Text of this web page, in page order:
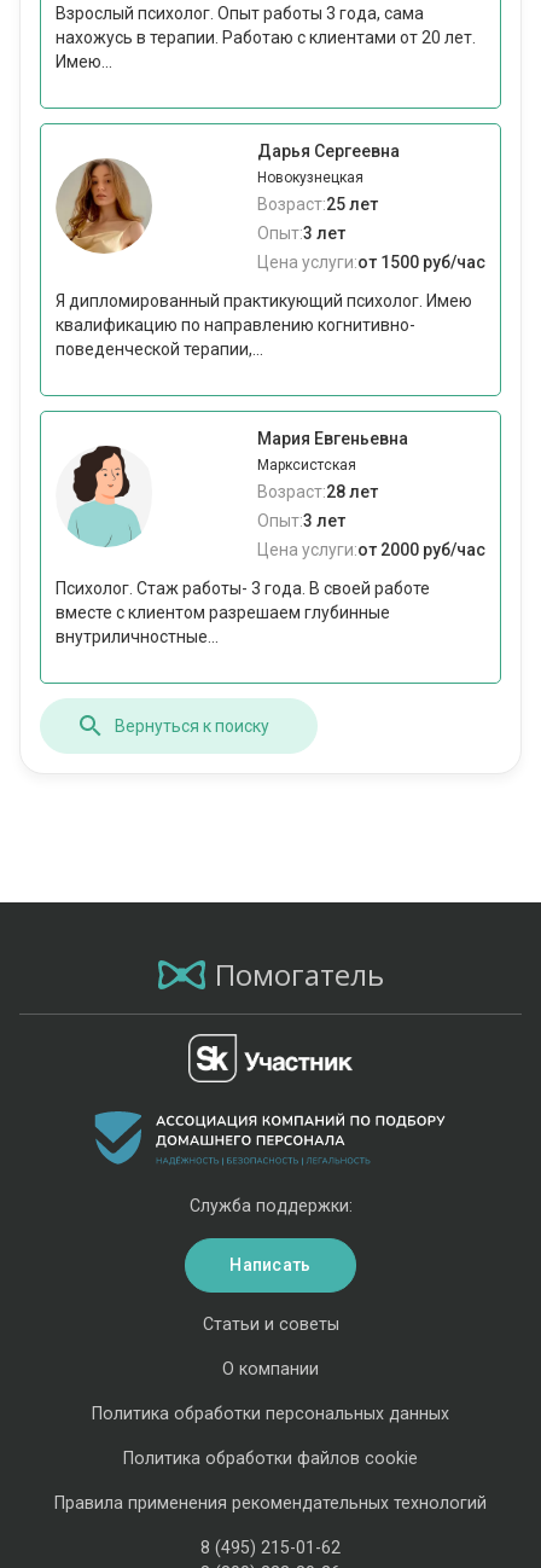
Взрослый психолог. Опыт работы 3 года, сама
нахожусь в терапии. Работаю с клиентами от 20 лет.
Имею...
Дарья Сергеевна
Новокузнецкая
Возраст:25 лет
Опыт:3 лет
Цена услуги:от 1500 руб/час
Я дипломированный практикующий психолог. Имею
квалификацию по направлению когнитивно-
поведенческой терапии,...
Мария Евгеньевна
Марксистская
Возраст:28 лет
Опыт:3 лет
Цена услуги:от 2000 руб/час
Психолог. Стаж работы- 3 года. В своей работе
вместе с клиентом разрешаем глубинные
внутриличностные...
Вернуться к поиску
Помогатель
Статьи и советы
О компании
Политика обработки персональных данных
Политика обработки файлов cookie
Правила применения рекомендательных технологий
8 (495) 215-01-62
Служба поддержки:
Написать